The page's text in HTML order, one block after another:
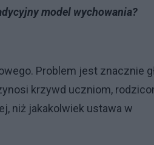
model wychowania?
Problem jest znacznie
krzywd uczniom,
niż jakakolwiek ustawa w